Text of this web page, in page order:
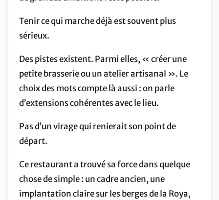
Tenir ce qui marche déjà est souvent plus
sérieux.
Des pistes existent. Parmi elles, « créer une
petite brasserie ou un atelier artisanal ». Le
choix des mots compte là aussi : on parle
d’extensions cohérentes avec le lieu.
Pas d’un virage qui renierait son point de
départ.
Ce restaurant a trouvé sa force dans quelque
chose de simple : un cadre ancien, une
implantation claire sur les berges de la Roya,